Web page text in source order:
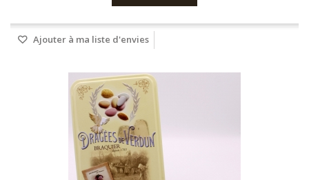
Ajouter à ma liste d'envies